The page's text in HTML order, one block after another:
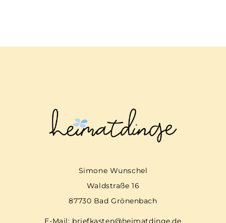
Simone Wunschel
Waldstraße 16
87730 Bad Grönenbach
E-Mail: briefkasten@heimatdinge.de